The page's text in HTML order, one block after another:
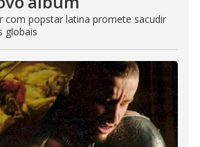
com popstar latina promete sacudir
globais